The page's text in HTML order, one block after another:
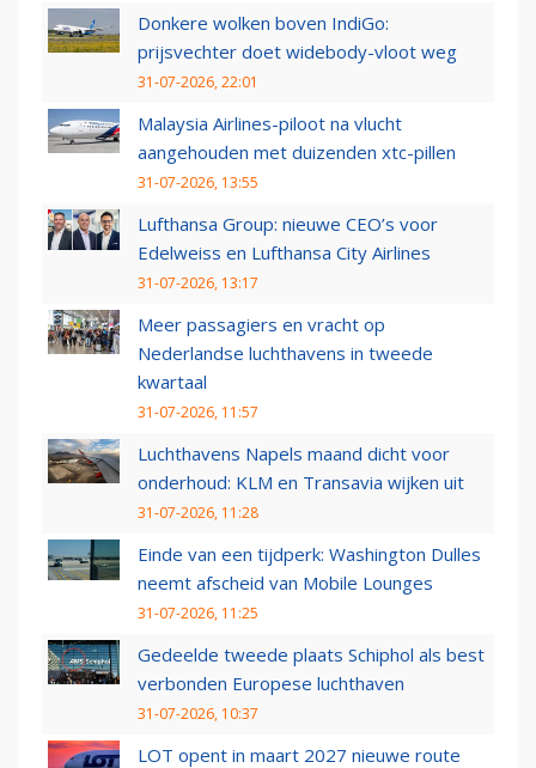
Donkere wolken boven IndiGo:
prijsvechter doet widebody-vloot weg
31-07-2026, 22:01
Malaysia Airlines-piloot na vlucht
aangehouden met duizenden xtc-pillen
31-07-2026, 13:55
Lufthansa Group: nieuwe CEO’s voor
Edelweiss en Lufthansa City Airlines
31-07-2026, 13:17
Meer passagiers en vracht op
Nederlandse luchthavens in tweede
kwartaal
31-07-2026, 11:57
Luchthavens Napels maand dicht voor
onderhoud: KLM en Transavia wijken uit
31-07-2026, 11:28
Einde van een tijdperk: Washington Dulles
neemt afscheid van Mobile Lounges
31-07-2026, 11:25
Gedeelde tweede plaats Schiphol als best
verbonden Europese luchthaven
31-07-2026, 10:37
LOT opent in maart 2027 nieuwe route